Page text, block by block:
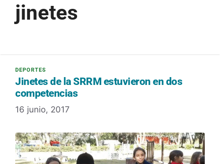
jinetes
Jinetes de la SRRM estuvieron en dos
competencias
16 junio, 2017